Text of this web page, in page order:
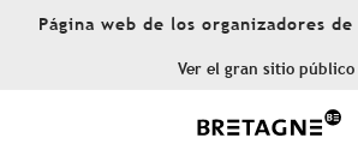
AllerPágina web de los organizadores
Ver el gran sitio público